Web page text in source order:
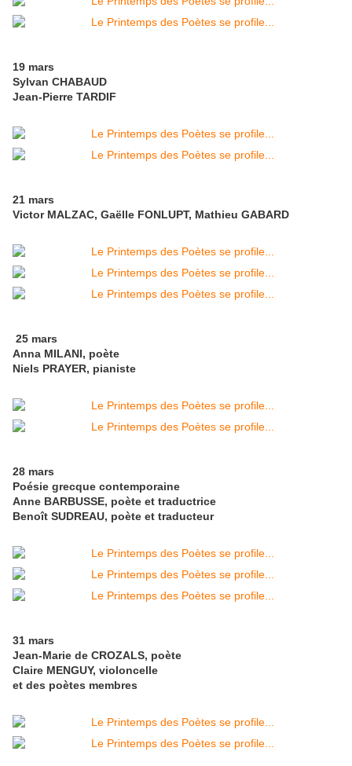
19 mars
Sylvan CHABAUD
Jean-Pierre TARDIF
21 mars
Victor MALZAC, Gaëlle FONLUPT, Mathieu GABARD
25 mars
Anna MILANI, poète
Niels PRAYER, pianiste
28 mars
Poésie grecque contemporaine
Anne BARBUSSE, poète et traductrice
Benoît SUDREAU, poète et traducteur
31 mars
Jean-Marie de CROZALS, poète
Claire MENGUY, violoncelle
et des poètes membres